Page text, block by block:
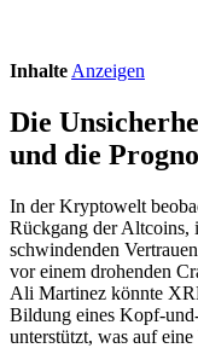
Inhalte Anzeigen
Die
und die
In der Kryptowelt
Rückgang der Altcoins,
schwindenden
vor einem drohenden
Ali Martinez könnte
Bildung eines Kopf-
unterstützt, was auf